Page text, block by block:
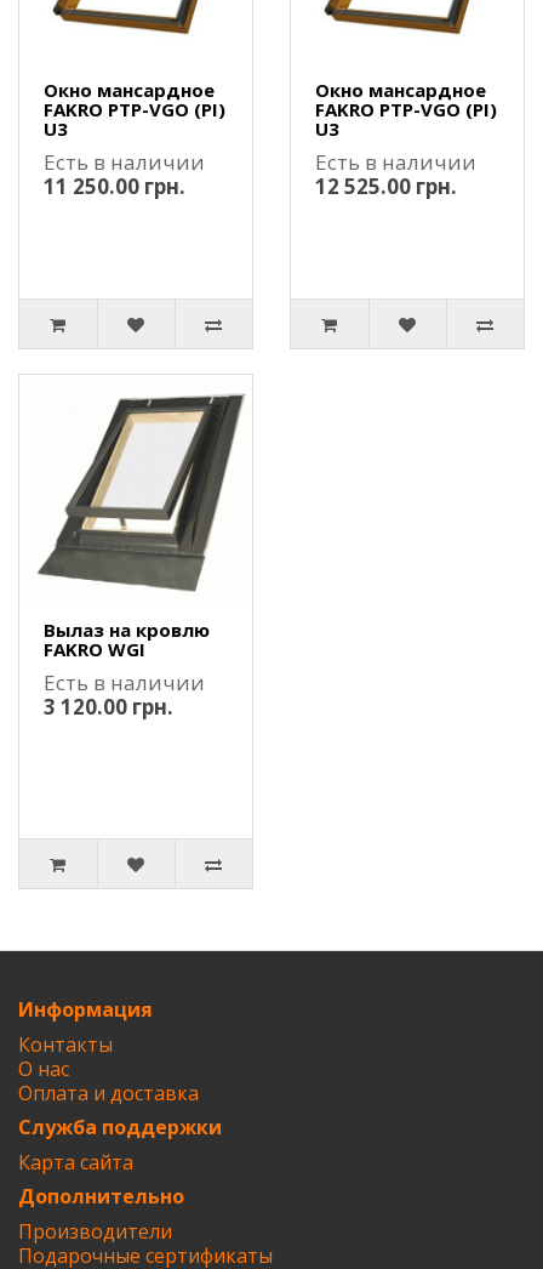
Окно мансардное
FAKRO PTP-VGO (PI)
U3
Есть в наличии
11 250.00 грн.
Окно мансардное
FAKRO PTP-VGO (PI)
U3
Есть в наличии
12 525.00 грн.
Вылаз на кровлю
FAKRO WGI
Есть в наличии
3 120.00 грн.
Информация
Контакты
О нас
Оплата и доставка
Служба поддержки
Карта сайта
Дополнительно
Производители
Подарочные сертификаты